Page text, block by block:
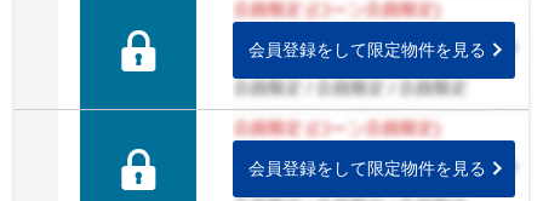
会員登録をして限定物件を見る
会員登録をして限定物件を見る